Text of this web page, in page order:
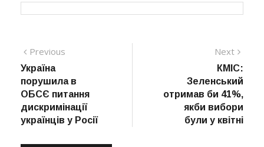
Навігація
записів
Previous
Україна
порушила в
ОБСЄ питання
дискримінації
українців у Росії
Next
КМІС:
Зеленський
отримав би 41%,
якби вибори
були у квітні